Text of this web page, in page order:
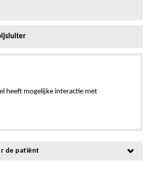
heeft mogelijke interactie met
de patiënt